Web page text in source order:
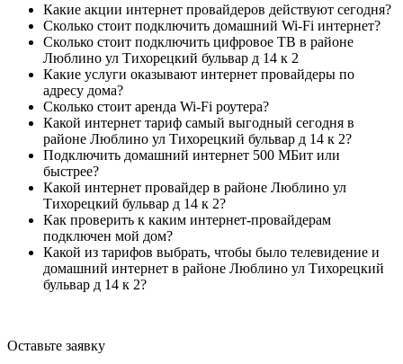
Какие акции интернет провайдеров действуют сегодня?
Сколько стоит подключить домашний Wi-Fi интернет?
Сколько стоит подключить цифровое ТВ в районе
Люблино ул Тихорецкий бульвар д 14 к 2
Какие услуги оказывают интернет провайдеры по
адресу дома?
Сколько стоит аренда Wi-Fi роутера?
Какой интернет тариф самый выгодный сегодня в
районе Люблино ул Тихорецкий бульвар д 14 к 2?
Подключить домашний интернет 500 МБит или
быстрее?
Какой интернет провайдер в районе Люблино ул
Тихорецкий бульвар д 14 к 2?
Как проверить к каким интернет-провайдерам
подключен мой дом?
Какой из тарифов выбрать, чтобы было телевидение и
домашний интернет в районе Люблино ул Тихорецкий
бульвар д 14 к 2?
Оставьте заявку